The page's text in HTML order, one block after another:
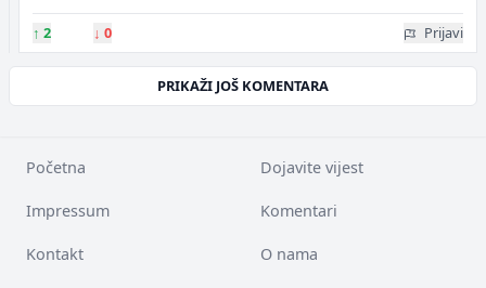
↑ 2 ↓ 0 Prijavi
PRIKAŽI JOŠ KOMENTARA
Početna Dojavite vijest
Impressum Komentari
Kontakt O nama